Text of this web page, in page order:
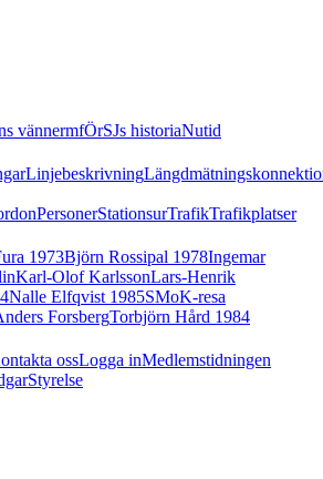
vännermfÖrSJs historiaNutid
Linjebeskrivning
PersonerStationsurTrafikTrafikplatser
1973Björn Rossipal 1978Ingemar
Karl-Olof KarlssonLars-Henrik
Nalle Elfqvist 1985SMoK-resa
ForsbergTorbjörn Hård 1984
ossLogga inMedlemstidningen
Styrelse